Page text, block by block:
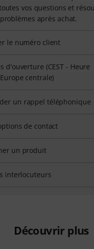
vos questions et
après achat.
le numéro client
d'ouverture (CEST - Heure
centrale)
un rappel téléphonique
de contact
un produit
interlocuteurs
Découvrir plus